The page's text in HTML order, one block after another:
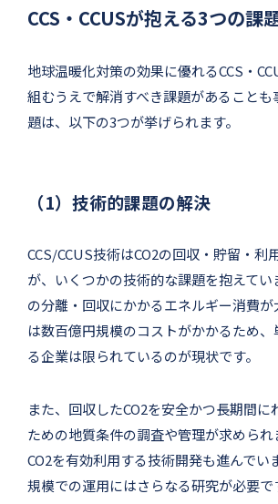
CCS・CCUSが抱える3つの課
地球温暖化対策の効果に優れるCCS・
組むうえで解消すべき課題があることも
題は、以下の3つが挙げられます。
（1）技術的課題の解決
CCS/CCUS技術はCO2の回収・貯留・利
が、いくつかの技術的な課題を抱えてい
の分離・回収にかかるエネルギー消費
は数百億円規模のコストがかかるため、
る企業は限られているのが現状です。
また、回収したCO2を安全かつ長期間に
ための地質条件の調査や管理が求められ
CO2を有効利用する技術開発も進んでい
規模での運用にはさらなる研究が必要で